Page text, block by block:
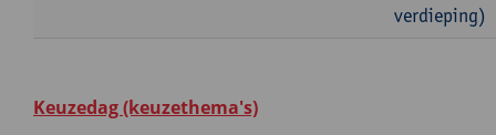
verdieping)
Keuzedag (keuzethema's)